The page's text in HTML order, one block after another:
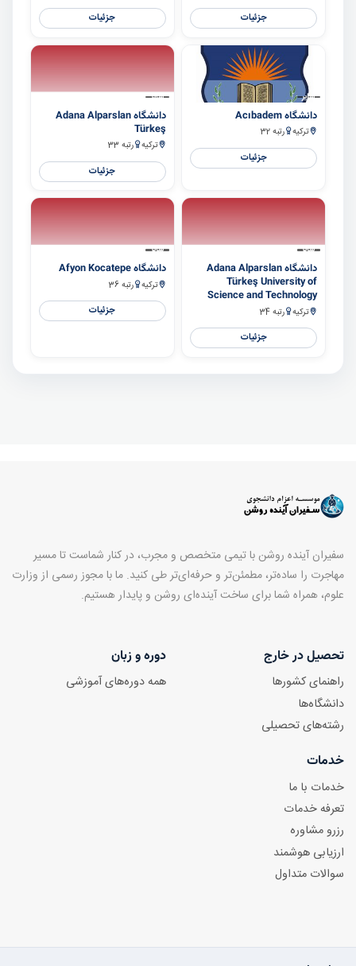
جزئیات جزئیات
سایر
دانشگاه Acıbadem
ترکیه رتبه 32
جزئیات
سایر
دانشگاه Adana Alparslan
Türkeş
ترکیه رتبه 33
جزئیات
سایر
دانشگاه Adana Alparslan
Türkeş University of
Science and Technology
ترکیه رتبه 34
جزئیات
سایر
دانشگاه Afyon Kocatepe
ترکیه رتبه 36
جزئیات
سفیران آینده روشن با تیمی متخصص و مجرب، در کنار شماست تا مسیر
مهاجرت را ساده‌تر، مطمئن‌تر و حرفه‌ای‌تر طی کنید. ما با مجوز رسمی از وزارت
علوم، همراه شما برای ساخت آینده‌ای روشن و پایدار هستیم.
تحصیل در خارج
راهنمای کشورها
دانشگاه‌ها
رشته‌های تحصیلی
دوره و زبان
همه دوره‌های آموزشی
خدمات
خدمات با ما
تعرفه خدمات
رزرو مشاوره
ارزیابی هوشمند
سوالات متداول